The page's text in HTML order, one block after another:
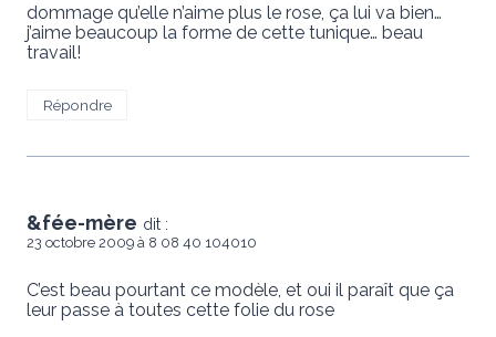
dommage qu’elle n’aime plus le rose, ça lui va bien…
j’aime beaucoup la forme de cette tunique… beau
travail!
Répondre
&fée-mère dit :
23 octobre 2009 à 8 08 40 104010
C’est beau pourtant ce modèle, et oui il paraît que ça
leur passe à toutes cette folie du rose